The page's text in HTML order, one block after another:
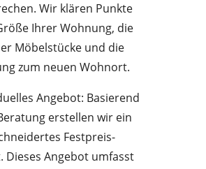
Wir klären Punkte
Ihrer Wohnung, die
Möbelstücke und die
zum neuen Wohnort.
Angebot: Basierend
erstellen wir ein
Festpreis-
Dieses Angebot umfasst